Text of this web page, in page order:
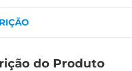
do Produto